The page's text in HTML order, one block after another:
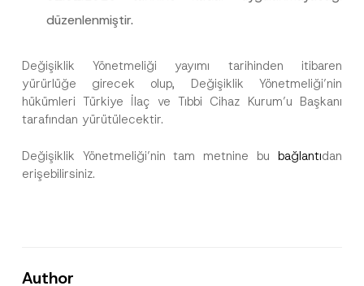
düzenlenmiştir.
Değişiklik Yönetmeliği yayımı tarihinden itibaren
yürürlüğe girecek olup, Değişiklik Yönetmeliği’nin
hükümleri Türkiye İlaç ve Tıbbi Cihaz Kurum’u Başkanı
tarafından yürütülecektir.
Değişiklik Yönetmeliği’nin tam metnine bu bağlantıdan
erişebilirsiniz.
Author